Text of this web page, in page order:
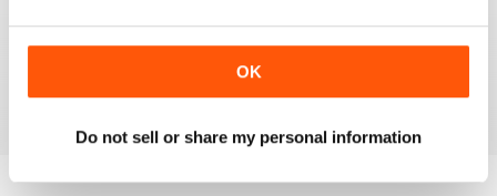
OK
Do not sell or share my personal information
uProcessors, specialist SMD IC's, Cases/Enclosures
etc